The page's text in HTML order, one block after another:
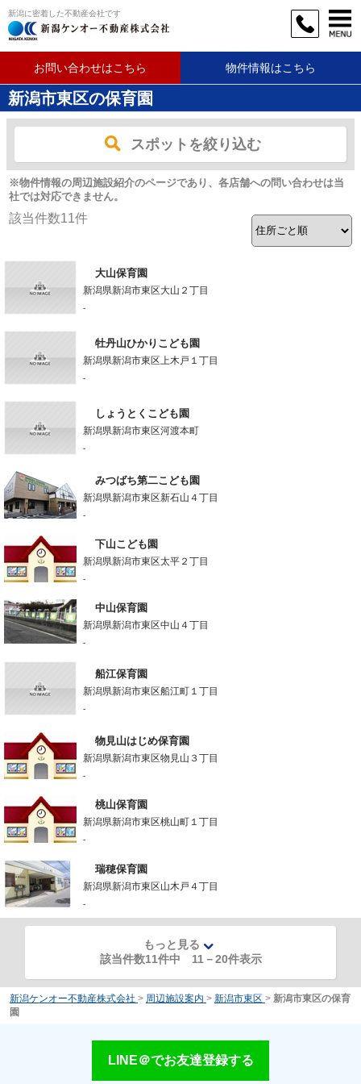
新潟に密着した不動産会社です
お問い合わせはこちら 物件情報はこちら
新潟市東区の保育園
スポットを絞り込む
※物件情報の周辺施設紹介のページであり、各店舗への問い合わせは当
社では対応できません。
該当件数11件
大山保育園
新潟県新潟市東区大山２丁目
-
牡丹山ひかりこども園
新潟県新潟市東区上木戸１丁目
-
しょうとくこども園
新潟県新潟市東区河渡本町
-
みつばち第二こども園
新潟県新潟市東区新石山４丁目
-
下山こども園
新潟県新潟市東区太平２丁目
-
中山保育園
新潟県新潟市東区中山４丁目
-
船江保育園
新潟県新潟市東区船江町１丁目
-
物見山はじめ保育園
新潟県新潟市東区物見山３丁目
-
桃山保育園
新潟県新潟市東区桃山町１丁目
-
瑞穂保育園
新潟県新潟市東区山木戸４丁目
-
もっと見る
該当件数11件中 11 －20件表示
新潟ケンオー不動産株式会社 > 周辺施設案内 > 新潟市東区 > 新潟市東区の保育
園
LINE＠でお友達登録する